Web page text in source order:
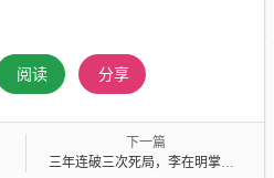
阅读 分享
下一篇
三年连破三次死局，李在明掌舵青瓦台的非凡之旅